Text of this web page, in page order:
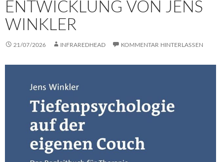
ENTWICKLUNG VON JENS
WINKLER
21/07/2026 INFRAREDHEAD KOMMENTAR HINTERLASSEN